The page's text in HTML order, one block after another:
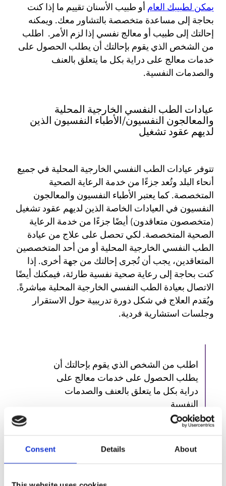
Consent Details About
يمكن لطبيبك العام أو طبيب الأسنان تقييم ما إذا كنت
بحاجة إلى مساعدة متخصصة بالتشاور معك. ويمكنه
إحالتك إلى طبيب أو معالج نفسي إذا لزم الأمر. اطلب
من الشخص الذي يقوم بإحالتك أن يطلب الحصول على
خدمات معالج على دراية بكل ما يتعلق بالعنف
والصدمات النفسية.
عيادات الطب النفسي الخارجية المحلية
والمعالجون النفسيون/الأطباء النفسيون الذين
لديهم عقود تشغيل
تتوفر عيادات الطب النفسي الخارجية المحلية في جميع
أنحاء البلد وتُعد جزءًا من خدمة الرعاية الصحية
المتخصصة. كما يعتبر الأطباء النفسيون والمعالجون
النفسيون في العيادات الخاصة الذين لديهم عقود تشغيل
(متخصصون متعاقدون) أيضًا جزءًا من خدمة الرعاية
الصحية المتخصصة. لكي تحصل على علاج من عيادة
الطب النفسي الخارجية المحلية أو من أحد المتخصصين
المتعاقدين، يجب أن تُجرى إحالتك من جهة أخرى. إذا
كنت بحاجة إلى رعاية صحية نفسية طارئة، فيمكنك أيضًا
الاتصال بعيادة الطب النفسي الخارجية المحلية مباشرةً.
ويُقدم العلاج في شكل دورة تدريبية حول الاستقرار
وجلسات استشارية فردية.
اطلب من الشخص الذي يقوم بإحالتك أن
يطلب الحصول على خدمات معالج على
دراية بكل ما يتعلق بالعنف والصدمات
النفسية
تُعد “SANKS” خدمة منفصلة تقدم الرعاية الصحية